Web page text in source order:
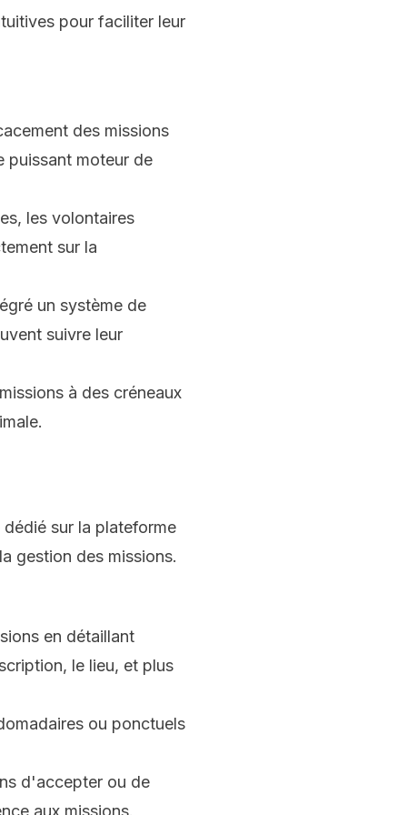
pour faciliter leur
des missions
puissant moteur de
les volontaires
sur la
un système de
suivre leur
à des créneaux
sur la plateforme
gestion des missions.
en détaillant
le lieu, et plus
ou ponctuels
d'accepter ou de
aux missions.